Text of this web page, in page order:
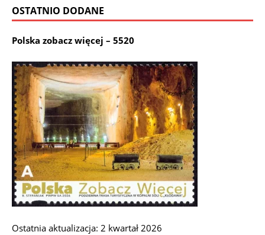
OSTATNIO DODANE
Polska zobacz więcej – 5520
Ostatnia aktualizacja: 2 kwartał 2026